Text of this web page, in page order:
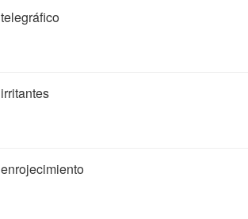
telegráfico
irritantes
enrojecimiento